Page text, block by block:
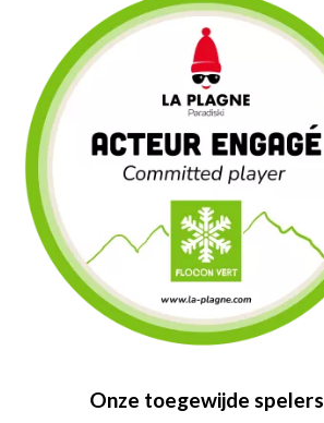
Onze toegewijde spelers